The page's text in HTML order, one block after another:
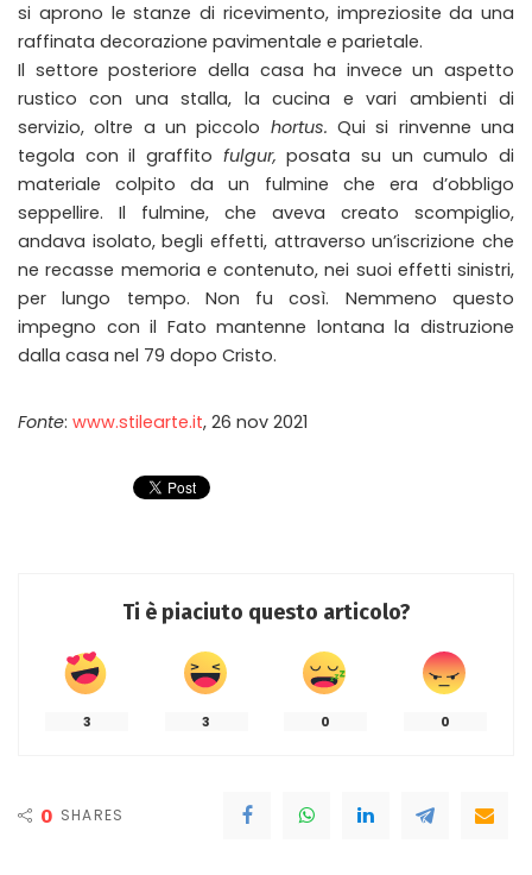
si aprono le stanze di ricevimento, impreziosite da una
raffinata decorazione pavimentale e parietale.
Il settore posteriore della casa ha invece un aspetto
rustico con una stalla, la cucina e vari ambienti di
servizio, oltre a un piccolo hortus. Qui si rinvenne una
tegola con il graffito fulgur, posata su un cumulo di
materiale colpito da un fulmine che era d’obbligo
seppellire. Il fulmine, che aveva creato scompiglio,
andava isolato, begli effetti, attraverso un’iscrizione che
ne recasse memoria e contenuto, nei suoi effetti sinistri,
per lungo tempo. Non fu così. Nemmeno questo
impegno con il Fato mantenne lontana la distruzione
dalla casa nel 79 dopo Cristo.
Fonte: www.stilearte.it, 26 nov 2021
Ti è piaciuto questo articolo?
3 3 0 0
0 SHARES